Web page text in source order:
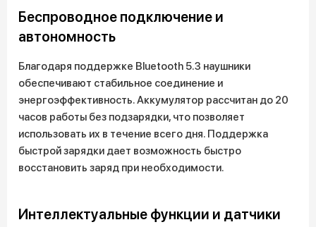
Беспроводное подключение и
автономность
Благодаря поддержке Bluetooth 5.3 наушники
обеспечивают стабильное соединение и
энергоэффективность. Аккумулятор рассчитан до 20
часов работы без подзарядки, что позволяет
использовать их в течение всего дня. Поддержка
быстрой зарядки дает возможность быстро
восстановить заряд при необходимости.
Интеллектуальные функции и датчики